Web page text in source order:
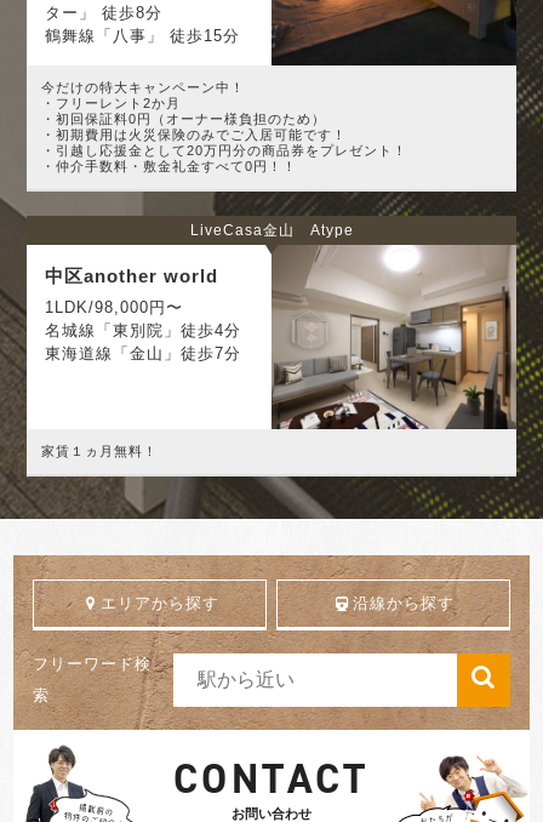
ター」 徒歩8分
鶴舞線「八事」 徒歩15分
今だけの特大キャンペーン中！
・フリーレント2か月
・初回保証料0円（オーナー様負担のため）
・初期費用は火災保険のみでご入居可能です！
・引越し応援金として20万円分の商品券をプレゼント！
・仲介手数料・敷金礼金すべて0円！！
LiveCasa金山 Atype
中区another world
1LDK/98,000円〜
名城線「東別院」徒歩4分
東海道線「金山」徒歩7分
家賃１ヵ月無料！
エリアから探す 沿線から探す
フリーワード検
索
CONTACT
お問い合わせ